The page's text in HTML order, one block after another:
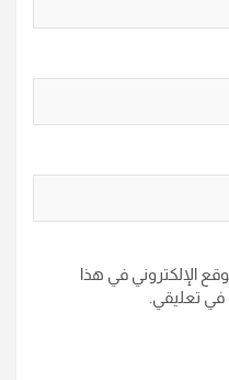
الإلكتروني في هذا
في تعليقي.